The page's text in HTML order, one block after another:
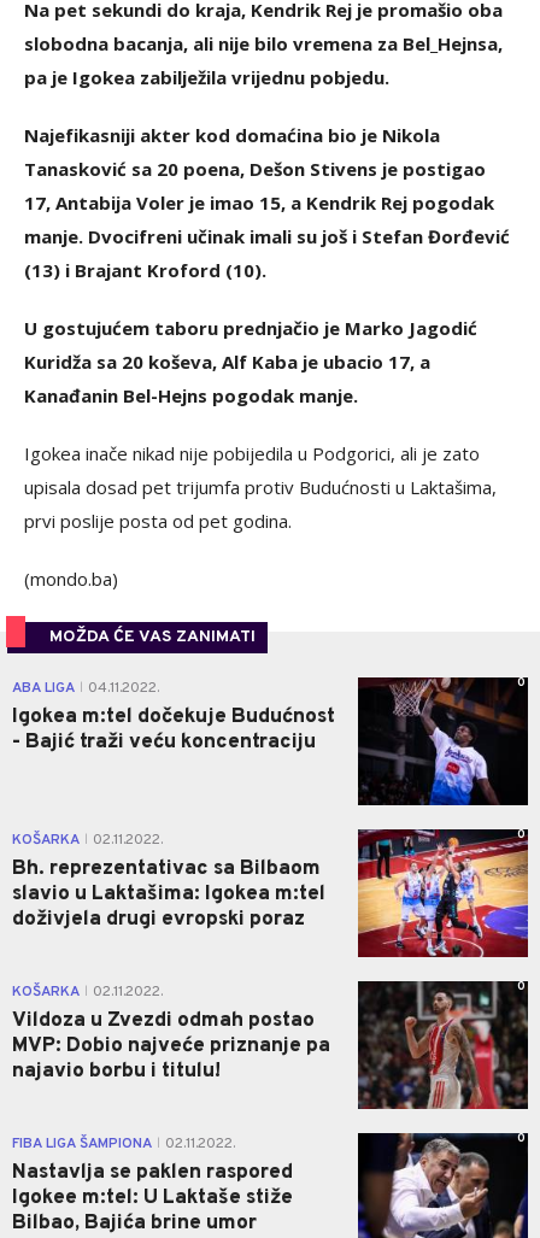
Na pet sekundi do kraja, Kendrik Rej je promašio oba
slobodna bacanja, ali nije bilo vremena za Bel_Hejnsa,
pa je Igokea zabilježila vrijednu pobjedu.
Najefikasniji akter kod domaćina bio je Nikola
Tanasković sa 20 poena, Dešon Stivens je postigao
17, Antabija Voler je imao 15, a Kendrik Rej pogodak
manje. Dvocifreni učinak imali su još i Stefan Đorđević
(13) i Brajant Kroford (10).
U gostujućem taboru prednjačio je Marko Jagodić
Kuridža sa 20 koševa, Alf Kaba je ubacio 17, a
Kanađanin Bel-Hejns pogodak manje.
Igokea inače nikad nije pobijedila u Podgorici, ali je zato
upisala dosad pet trijumfa protiv Budućnosti u Laktašima,
prvi poslije posta od pet godina.
(mondo.ba)
MOŽDA ĆE VAS ZANIMATI
ABA LIGA 04.11.2022.
Igokea m:tel dočekuje Budućnost
- Bajić traži veću koncentraciju
0
KOŠARKA 02.11.2022.
Bh. reprezentativac sa Bilbaom
slavio u Laktašima: Igokea m:tel
doživjela drugi evropski poraz
0
KOŠARKA 02.11.2022.
Vildoza u Zvezdi odmah postao
MVP: Dobio najveće priznanje pa
najavio borbu i titulu!
0
FIBA LIGA ŠAMPIONA 02.11.2022.
Nastavlja se paklen raspored
Igokee m:tel: U Laktaše stiže
Bilbao, Bajića brine umor
0